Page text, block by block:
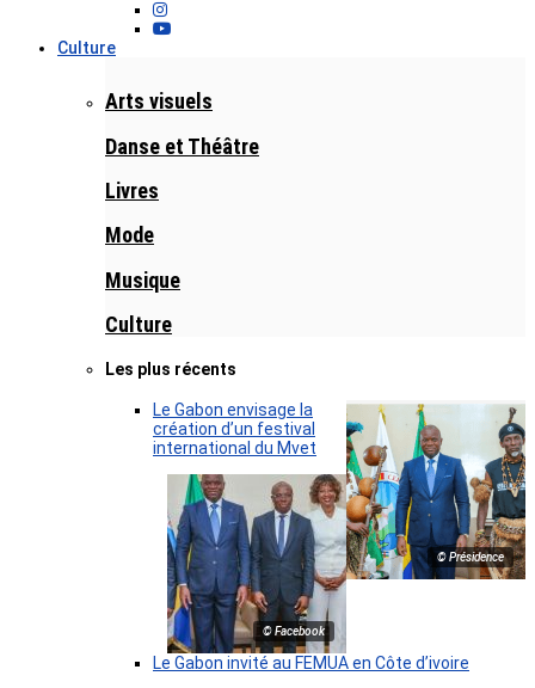
Culture
Arts visuels
Danse et Théâtre
Livres
Mode
Musique
Culture
Les plus récents
© Présidence
Le Gabon envisage la
création d’un festival
international du Mvet
© Facebook
Le Gabon invité au FEMUA en Côte d’ivoire